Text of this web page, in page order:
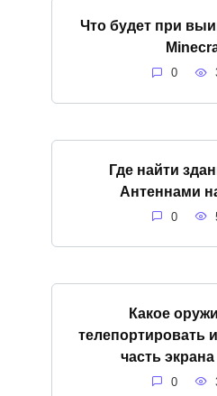
Что будет при
0
Где найти
Антеннами
0
Какое
телепортировать
часть
0